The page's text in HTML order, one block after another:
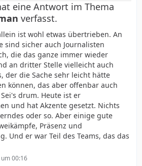
eine Antwort im Thema
verfasst.
ist wohl etwas übertrieben. An
sind sicher auch Journalisten
die das ganze immer wieder
an dritter Stelle vielleicht auch
der die Sache sehr leicht hätte
können, das aber offenbar auch
drum. Heute ist er
und hat Akzente gesetzt. Nichts
oder so. Aber einige gute
Präsenz und
Und er war Teil des Teams, das das
00:16